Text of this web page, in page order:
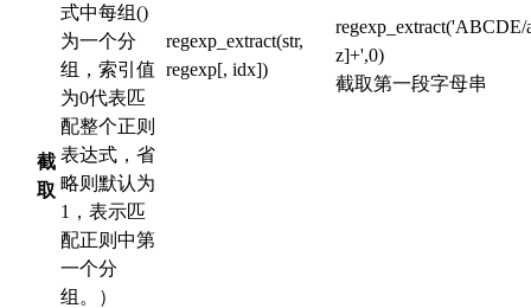
截
取
式中每组()
为一个分
组，索引值
为0代表匹
配整个正则
表达式，省
略则默认为
1，表示匹
配正则中第
一个分
组。）
regexp_extract(str,
regexp[, idx])
z]+',0)
截取第一段字母串